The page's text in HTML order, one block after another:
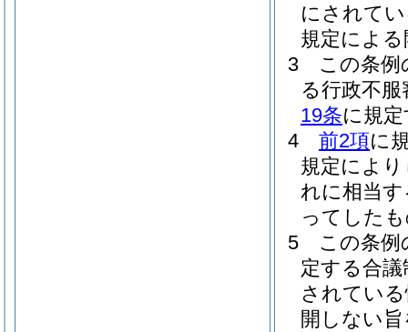
にされて
規定によ
3
この条例
る行政不
19条に規
4
前2項に
規定によ
れに相当
ってした
5
この条例
定する合
されてい
開しない